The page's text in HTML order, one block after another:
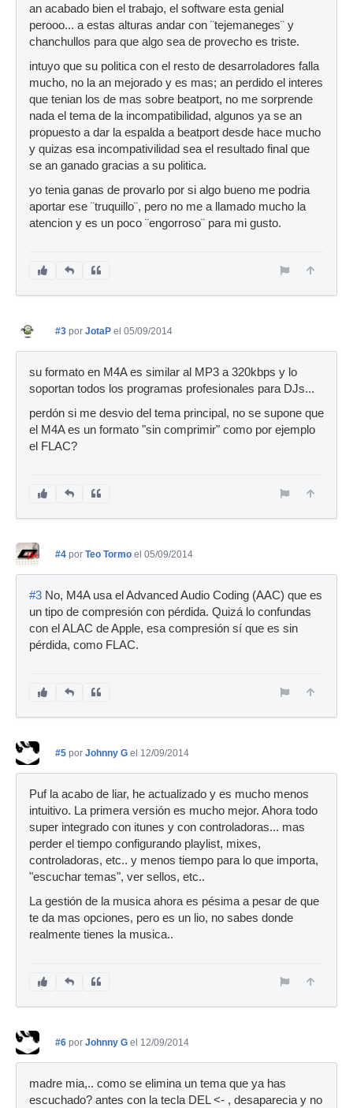
an acabado bien el trabajo, el software esta genial
perooo... a estas alturas andar con ¨tejemaneges¨ y
chanchullos para que algo sea de provecho es triste.
intuyo que su politica con el resto de desarroladores falla
mucho, no la an mejorado y es mas; an perdido el interes
que tenian los de mas sobre beatport, no me sorprende
nada el tema de la incompatibilidad, algunos ya se an
propuesto a dar la espalda a beatport desde hace mucho
y quizas esa incompativilidad sea el resultado final que
se an ganado gracias a su politica.
yo tenia ganas de provarlo por si algo bueno me podria
aportar ese ¨truquillo¨, pero no me a llamado mucho la
atencion y es un poco ¨engorroso¨ para mi gusto.
#3 por JotaP el 05/09/2014
su formato en M4A es similar al MP3 a 320kbps y lo
soportan todos los programas profesionales para DJs...
perdón si me desvio del tema principal, no se supone que
el M4A es un formato "sin comprimir" como por ejemplo
el FLAC?
#4 por Teo Tormo el 05/09/2014
#3 No, M4A usa el Advanced Audio Coding (AAC) que es
un tipo de compresión con pérdida. Quizá lo confundas
con el ALAC de Apple, esa compresión sí que es sin
pérdida, como FLAC.
#5 por Johnny G el 12/09/2014
Puf la acabo de liar, he actualizado y es mucho menos
intuitivo. La primera versión es mucho mejor. Ahora todo
super integrado con itunes y con controladoras... mas
perder el tiempo configurando playlist, mixes,
controladoras, etc.. y menos tiempo para lo que importa,
"escuchar temas", ver sellos, etc..
La gestión de la musica ahora es pésima a pesar de que
te da mas opciones, pero es un lio, no sabes donde
realmente tienes la musica..
#6 por Johnny G el 12/09/2014
madre mia,.. como se elimina un tema que ya has
escuchado? antes con la tecla DEL <- , desaparecia y no